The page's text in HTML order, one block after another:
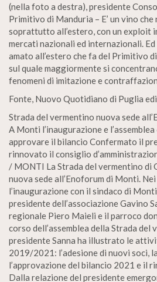
(nella foto a destra), presidente
Primitivo di Manduria – E’ un vino che
soprattutto all’estero, con un exploit
mercati nazionali ed internazionali. Ed
amato all’estero che fa del Primitivo
sul quale maggiormente si
fenomeni di imitazione e
Fonte, Nuovo Quotidiano di Puglia
Strada del vermentino nuova sede
A Monti l’inaugurazione e
approvare il bilancio Confermato il
rinnovato il consiglio
/ MONTI La Strada del vermentino di
nuova sede all’Enoforum di Monti.
l’inaugurazione con il sindaco di
presidente dell’associazione Gavino
regionale Piero Maieli e il parroco
corso dell’assemblea della Strada del
presidente Sanna ha illustrato le
2019/2021: l’adesione di nuovi soci,
l’approvazione del bilancio 2021 e il
Dalla relazione del presidente